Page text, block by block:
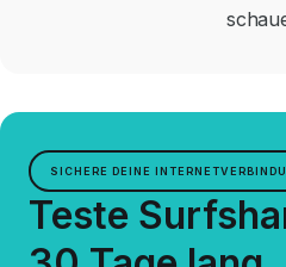
SICHERE DEINE
Teste